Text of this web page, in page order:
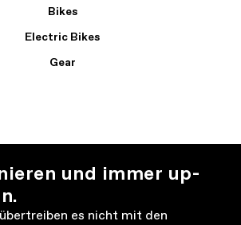
Bikes
Electric Bikes
Gear
und immer up-
es nicht mit den